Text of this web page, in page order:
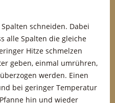
schneiden. Dabei
alle Spalten die gleiche
Hitze schmelzen
geben, einmal umrühren,
werden. Einen
bei geringer Temperatur
hin und wieder